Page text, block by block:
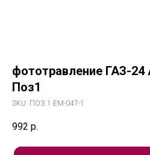
фототравление ГАЗ-
Поз1
SKU: ПОЗ.1 ЕМ-047-1
992 р.